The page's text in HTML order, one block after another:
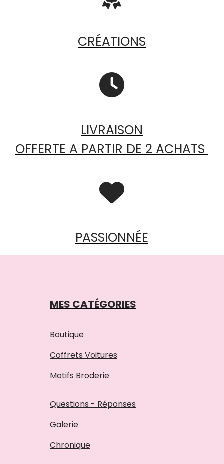
CRÉATIONS

LIVRAISON
OFFERTE A PARTIR DE 2 ACHATS

PASSIONNÉE
MES CATÉGORIES
Boutique
Coffrets Voitures
Motifs Broderie
Questions - Réponses
Galerie
Chronique